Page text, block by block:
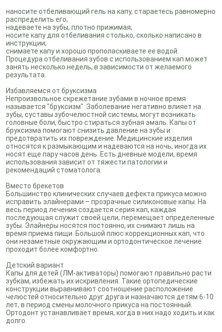
наносите отбеливающий гель на капу, стараетесь равномерно
распределить его;
надеваете на зубы, плотно прижимая;
носите капу для отбеливания столько, сколько написано в
инструкции;
снимаете капу и хорошо прополаскиваете ее водой.
Процедура отбеливания зубов с использованием кап может
занять несколько недель, в зависимости от желаемого
результата.
Избавляемся от бруксизма
Непроизвольное скрежетание зубами в ночное время
называется "бруксизм". Заболевание негативно влияет на
зубы, суставы зубочелюстной системы, могут возникать
головные боли, быстро стираться зубная эмаль. Капы от
бруксизма помогают снизить давление на зубы и
предотвратить их повреждение. Медицинские изделия
относятся к размыкающим и надеваются на ночь, иногда их
носят еще пару часов день. Есть дневные модели, время
использования зависит от тяжести патологии и
рекомендаций стоматолога.
Вместо брекетов
Большинство клинических случаев дефекта прикуса можно
исправить элайнерами – прозрачные силиконовые капы. На
весь период лечения создается серия кап, каждая
последующая служит своей цели, перемещает определенные
зубы. Элайнеры носятся постоянно, их снимают лишь на
время приема пищи. Большой плюс коррекционных кап, что
они незаметные окружающим и ортодонтическое лечение
проходит более комфортно.
Детский вариант
Капы для детей (ЛМ-активаторы) помогают правильно расти
зубкам, избежать их искривления. Такие ортопедические
конструкции выравнивают соотношение расположение
челюстей относительно друг друга и назначаются детям 6-10
лет, в период смены молочного прикуса на постоянный.
Ортодонт устанавливает время, когда в них надо ходить и как
долго.